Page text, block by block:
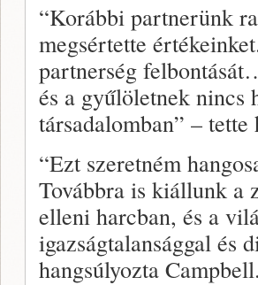
“Korábbi partnerünk
megsértette
partnerség
és a gyűlöletnek nincs
társadalomban” – tette
“Ezt szeretném
Továbbra is kiállunk a
elleni harcban, és a
igazságtalansággal és
hangsúlyozta Campbell.